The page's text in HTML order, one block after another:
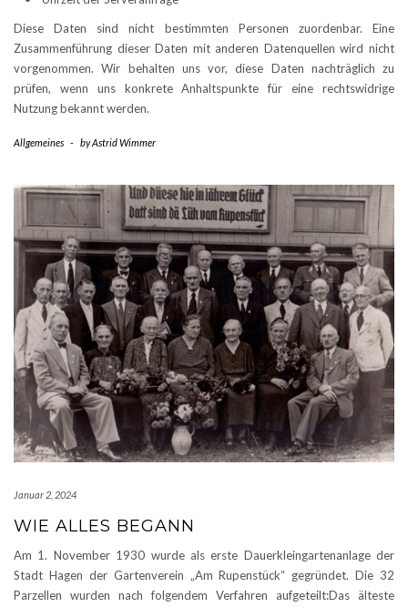
Diese Daten sind nicht bestimmten Personen zuordenbar. Eine
Zusammenführung dieser Daten mit anderen Datenquellen wird nicht
vorgenommen. Wir behalten uns vor, diese Daten nachträglich zu
prüfen, wenn uns konkrete Anhaltspunkte für eine rechtswidrige
Nutzung bekannt werden.
Allgemeines - byAstrid Wimmer
Januar 2, 2024
WIE ALLES BEGANN
Am 1. November 1930 wurde als erste Dauerkleingartenanlage der
Stadt Hagen der Gartenverein „Am Rupenstück“ gegründet. Die 32
Parzellen wurden nach folgendem Verfahren aufgeteilt:Das älteste